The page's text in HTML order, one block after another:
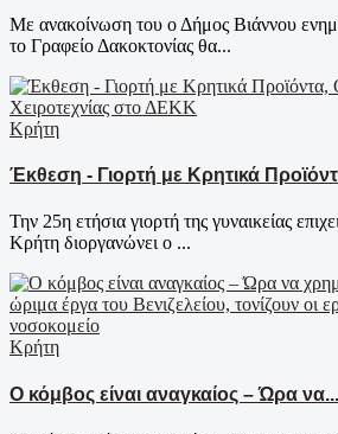
Με ανακοίνωση του ο Δήμος Βιάννου
το Γραφείο Δακοκτονίας θα...
Κρήτη
Έκθεση - Γιορτή με Κρητικά
Την 25η ετήσια γιορτή της γυναικείας
Κρήτη διοργανώνει ο ...
Κρήτη
Ο κόμβος είναι αναγκαίος – Ώρα να...